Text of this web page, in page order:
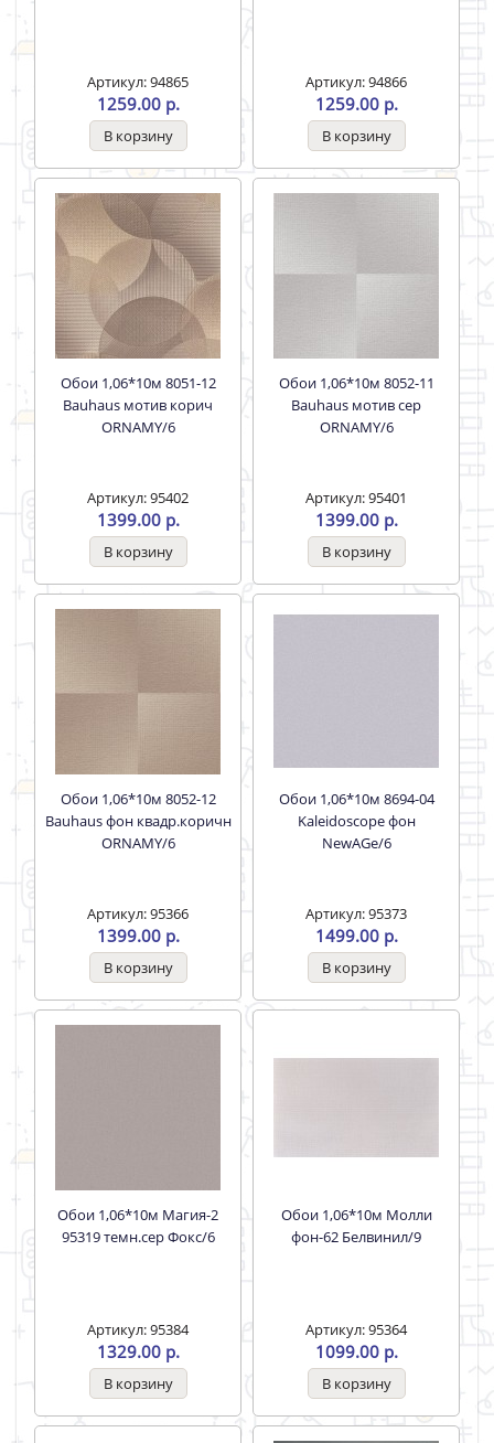
Артикул: 94865
1259.00 р.
Артикул: 94866
1259.00 р.
Обои 1,06*10м 8051-12
Bauhaus мотив корич
ORNAMY/6
Артикул: 95402
1399.00 р.
Обои 1,06*10м 8052-11
Bauhaus мотив сер
ORNAMY/6
Артикул: 95401
1399.00 р.
Обои 1,06*10м 8052-12
Bauhaus фон квадр.коричн
ORNAMY/6
Артикул: 95366
1399.00 р.
Обои 1,06*10м 8694-04
Kaleidoscope фон
NewAGe/6
Артикул: 95373
1499.00 р.
Обои 1,06*10м Магия-2
95319 темн.сер Фокс/6
Артикул: 95384
1329.00 р.
Обои 1,06*10м Молли
фон-62 Белвинил/9
Артикул: 95364
1099.00 р.